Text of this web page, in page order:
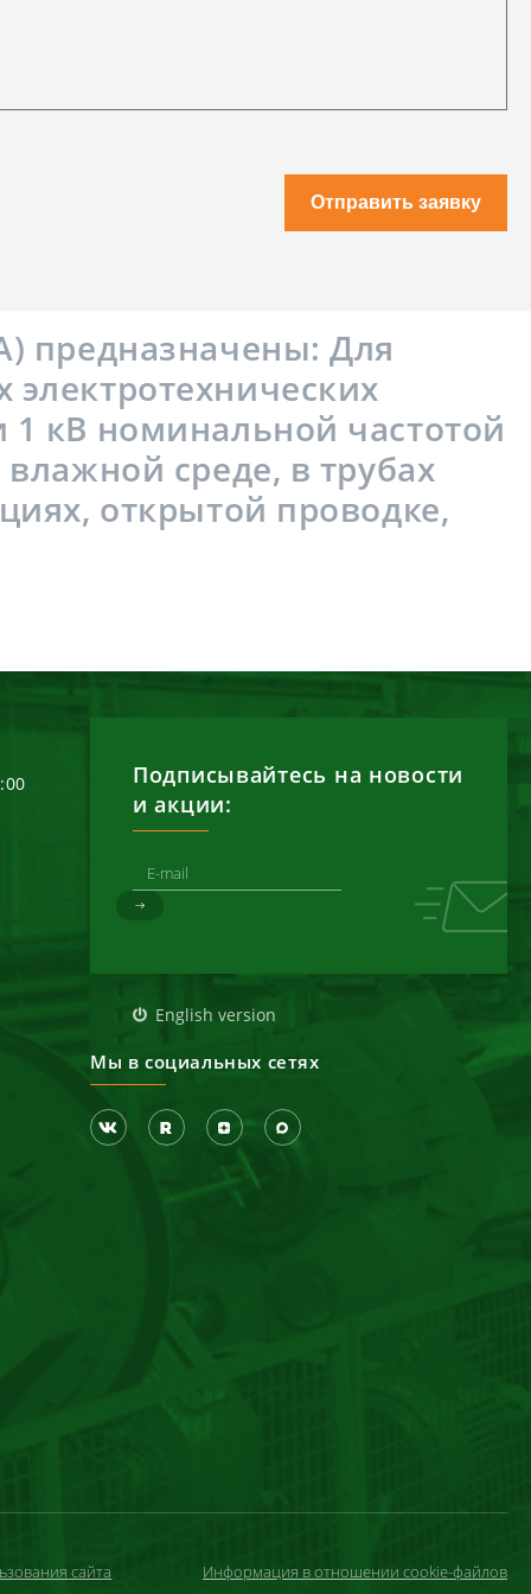
Отправить заявку
предназначены: Для
кВ номинальной частотой
среде, в трубах
открытой проводке,
Подписывайтесь на новости
и акции:
English version
Мы в социальных сетях
сайта Информация в отношении cookie-файлов